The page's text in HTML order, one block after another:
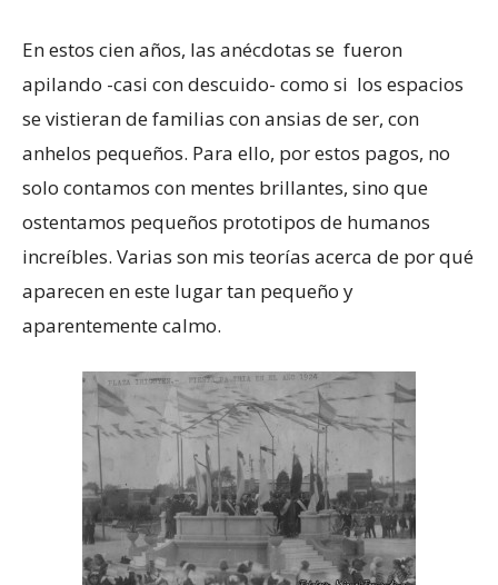
En estos cien años, las anécdotas se fueron
apilando -casi con descuido- como si los espacios
se vistieran de familias con ansias de ser, con
anhelos pequeños. Para ello, por estos pagos, no
solo contamos con mentes brillantes, sino que
ostentamos pequeños prototipos de humanos
increíbles. Varias son mis teorías acerca de por qué
aparecen en este lugar tan pequeño y
aparentemente calmo.